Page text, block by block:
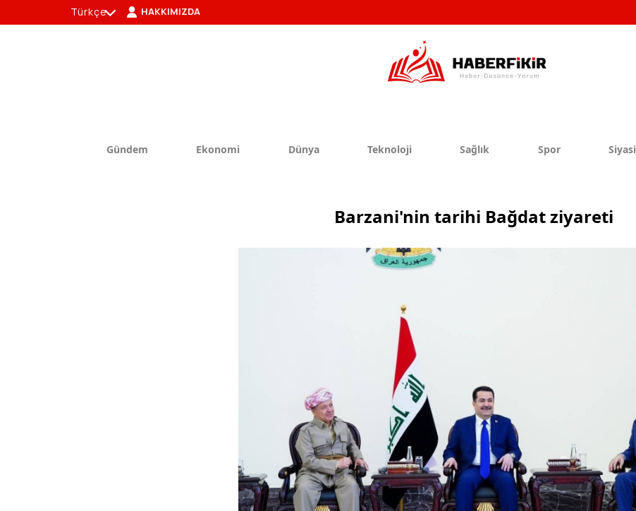
Gündem Ekonomi Dünya Teknoloji Sağlık Spor Siyasi
Barzani'nin tarihi Bağdat ziyareti
Türkçe
HAKKIMIZDA